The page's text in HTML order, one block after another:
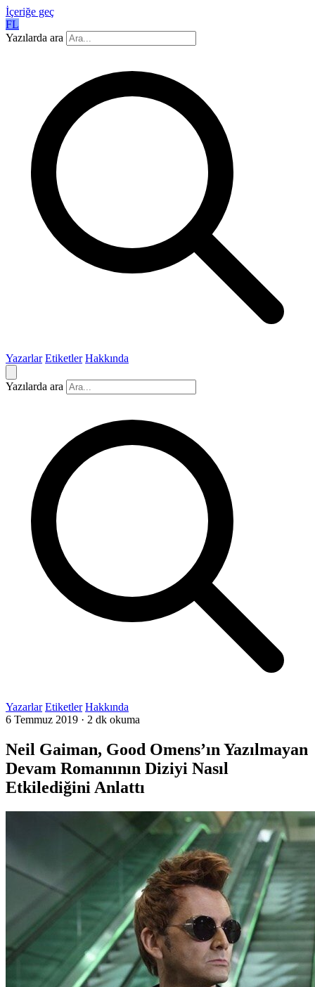
İçeriğe geç
FL
Yazılarda ara
Yazarlar Etiketler Hakkında
Yazılarda ara
Yazarlar Etiketler Hakkında
6 Temmuz 2019 · 2 dk okuma
Neil Gaiman, Good Omens’ın Yazılmayan
Devam Romanının Diziyi Nasıl
Etkilediğini Anlattı